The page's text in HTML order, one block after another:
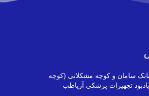
بانک سامان و کوچه مشکلانی (کوچه